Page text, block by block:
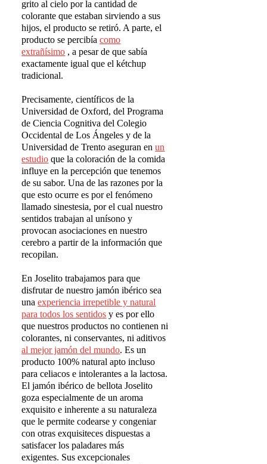
grito al cielo por la cantidad de
colorante que estaban sirviendo a sus
hijos, el producto se retiró. A parte, el
producto se percibíacomo
extrañísimo , a pesar de que sabía
exactamente igual que el kétchup
tradicional.
Precisamente, científicos de la
Universidad de Oxford, del Programa
de Ciencia Cognitiva del Colegio
Occidental de Los Ángeles y de la
Universidad de Trento aseguran enun
estudio que la coloración de la comida
influye en la percepción que tenemos
de su sabor. Una de las razones por la
que esto ocurre es por el fenómeno
llamado sinestesia, por el cual nuestro
sentidos trabajan al unísono y
provocan asociaciones en nuestro
cerebro a partir de la información que
recopilan.
En Joselito trabajamos para que
disfrutar de nuestro jamón ibérico sea
unaexperiencia irrepetible y natural
para todos los sentidos y es por ello
que nuestros productos no contienen ni
colorantes, ni conservantes, ni aditivos
al mejor jamón del mundo. Es un
producto 100% natural apto incluso
para celiacos e intolerantes a la lactosa.
El jamón ibérico de bellota Joselito
goza especialmente de un aroma
exquisito e inherente a su naturaleza
que le permite codearse y congeniar
con otras exquisiteces dispuestas a
satisfacer los paladares más
exigentes. Sus excepcionales